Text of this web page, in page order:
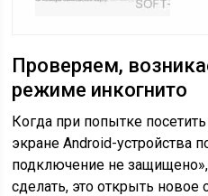
Проверяем,
режиме инкогнито
Когда при попытке
экране Android-устройства
подключение не
сделать, это открыть